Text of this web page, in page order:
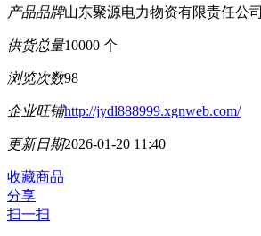
产品品牌山东聚源电力物资有限责任公司
供货总量10000 个
浏览次数98
企业旺铺http://jydl888999.xgnweb.com/
更新日期2026-01-20 11:40
收藏商品
分享
扫一扫